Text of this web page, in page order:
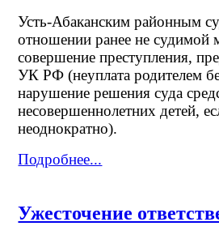
Усть-Абаканским районным
отношении ранее не судимой
совершение преступления,
УК РФ (неуплата родителем
нарушение решения суда
несовершеннолетних детей,
неоднократно).
Подробнее...
Ужесточение